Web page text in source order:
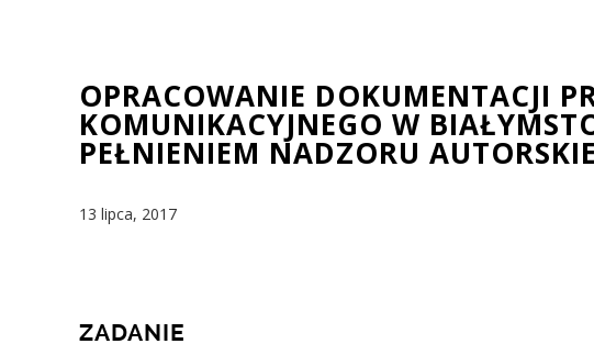
OPRACOWANIE DOKUMENTACJI
KOMUNIKACYJNEGO W
PEŁNIENIEM NADZORU
13 lipca, 2017
ZADANIE